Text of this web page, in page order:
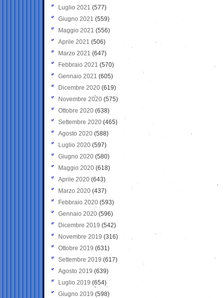
Luglio 2021 (577)
Giugno 2021(559)
Maggio 2021 (556)
Aprile 2021 (506)
Marzo 2021 (647)
Febbraio 2021 (570)
Gennaio 2021 (605)
Dicembre 2020 (619)
Novembre 2020 (575)
Ottobre 2020 (638)
Settembre 2020(465)
Agosto 2020 (588)
Luglio 2020 (597)
Giugno 2020 (580)
Maggio 2020 (618)
Aprile 2020 (643)
Marzo 2020 (437)
Febbraio 2020 (593)
Gennaio 2020 (596)
Dicembre 2019 (542)
Novembre 2019 (316)
Ottobre 2019 (631)
Settembre 2019 (617)
Agosto 2019 (639)
Luglio 2019 (654)
Giugno 2019 (598)